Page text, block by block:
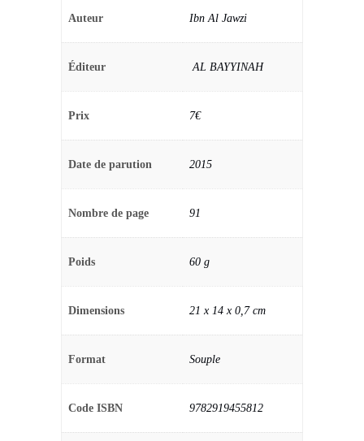
Auteur Ibn Al Jawzi
Éditeur ‎ AL BAYYINAH
Prix 7€
Date de parution 2015
Nombre de page 91
Poids 60 g
Dimensions 21 x 14 x 0,7 cm
Format Souple
Code ISBN 9782919455812